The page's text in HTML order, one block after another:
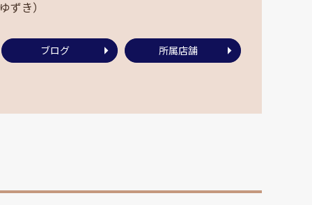
ずき）
ブログ 所属店舗